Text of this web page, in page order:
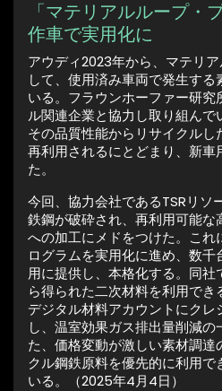
「マテリアルループ・
作車で実用化に
アウディ2023年から、マテリ
して、使用済み車両で発生す
いる。フラウンホーファー研究
ル関連企業と協力し取り組ん
その品質性能からリサイクル
再利用されるにとどまり、新車
た。
今回、協力会社であるTSRリソ
鉄鋼が破砕され、再利用可能
への加工にメドをつけた。こ
ログラムを実用化に進め、数
用に提供し、本格化する。同
ら得られた二次材料を利用で
デジタル材料アカウントにクレ
し、温室効果ガス排出量削減の
た、価格変動が激しい素材調達
クル鋼鉄原料を優先的に利用
いる。（2025年4月4日）